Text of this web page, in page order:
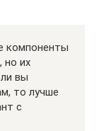
компоненты
но их
вы
то лучше
с